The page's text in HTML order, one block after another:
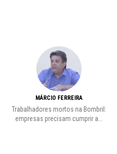
MÁRCIO FERREIRA
Trabalhadores mortos na Bombril:
empresas precisam cumprir a...